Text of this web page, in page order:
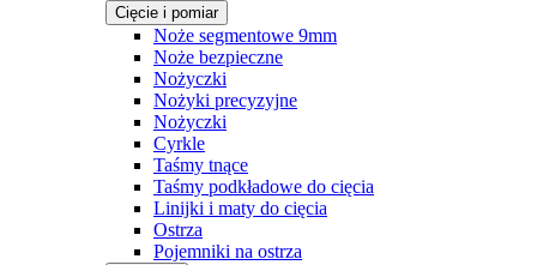
Cięcie i pomiar
Noże segmentowe 9mm
Noże bezpieczne
Nożyczki
Nożyki precyzyjne
Nożyczki
Cyrkle
Taśmy tnące
Taśmy podkładowe do cięcia
Linijki i maty do cięcia
Ostrza
Pojemniki na ostrza